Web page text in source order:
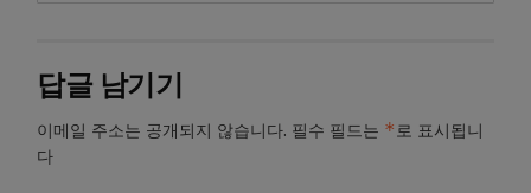
답글 남기기
이메일 주소는 공개되지 않습니다. 필수 필드는 *로 표시됩니
다